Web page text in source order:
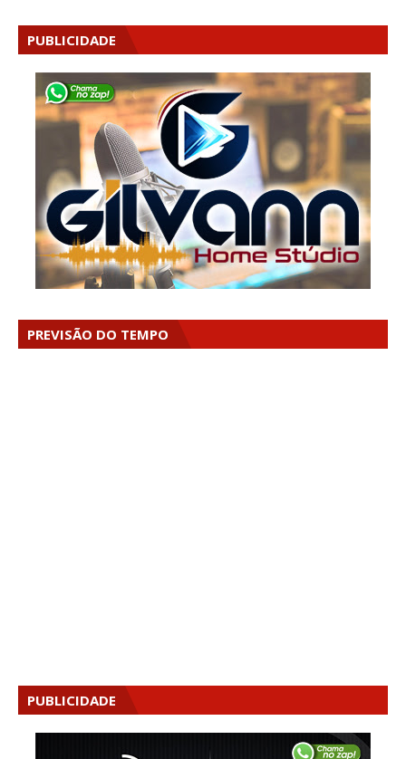
PUBLICIDADE
PREVISÃO DO TEMPO
PUBLICIDADE